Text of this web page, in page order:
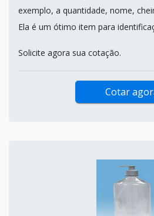
exemplo, a quantidade, nome,
Ela é um ótimo item para
Solicite agora sua cotação.
Cotar